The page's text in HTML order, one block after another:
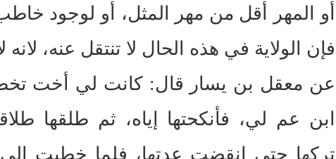
أو المهر أقل من مهر المثل، أو لوجود
فإن الولاية في هذه الحال لا تنتقل عنه، لانه
عن معقل بن يسار قال: كانت لي أخت
ابن عم لي، فأنكحتها إياه، ثم طلقها
تركها حتى انقضت عدتها، فلما خطبت إلي